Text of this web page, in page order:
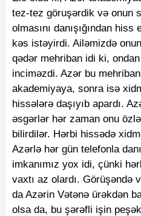
tez-tez göruşərdik və onun
olmasını danışığından
kəs istəyirdi. Ailəmizdə
qədər mehriban idi ki,
inciməzdi. Azər bu
akademiyaya, sonra isə
hissələrə daşıyıb apardı.
əsgərlər hər zaman onu
bilirdilər. Hərbi hissədə
Azərlə hər gün telefonla
imkanımız yox idi, çünki
vaxtı az olardı. Görüşəndə
da Azərin Vətənə ürəkdən
olsa da, bu şərəfli işin